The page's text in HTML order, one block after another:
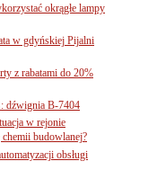
okrągłe lampy
w gdyńskiej Pijalni
z rabatami do 20%
dźwignia B-7404
w rejonie
budowlanej?
obsługi